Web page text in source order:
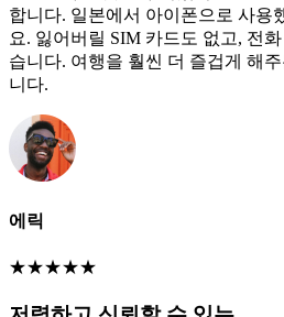
합니다. 일본에서 아이폰으로 사용
요. 잃어버릴 SIM 카드도 없고, 전
습니다. 여행을 훨씬 더 즐겁게 해
니다.
에릭
★★★★★